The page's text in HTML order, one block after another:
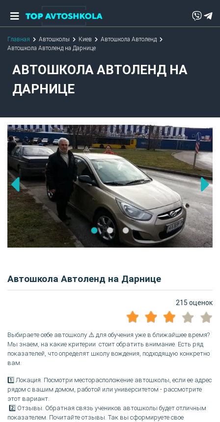
Главная Автошколы Киев
Автошкола Автоленд
Автошкола Автоленд на Дарнице
АВТОШКОЛА АВТОЛЕНД НА
ДАРНИЦЕ
Автошкола Автоленд на Дарнице
215 оценок
Выбираете себе автошколу ⚠️ для обучения уже в ближайшее время?
Мы знаем, на какие критерии стоит обратить внимание. Есть ряд
показателей, что определят школу вождения, подходящую конкретно
вам.
1️⃣ Локация. Посмотри месторасположение автошколы, если ее адрес
рядом с вашим домом, работой или университетом - рассмотрите
этот вариант.
2️⃣ Отзывы. Обратная связь учеников автошколы будет отличным
показателем. Почитайте отзывы. Так вы сформируете свое